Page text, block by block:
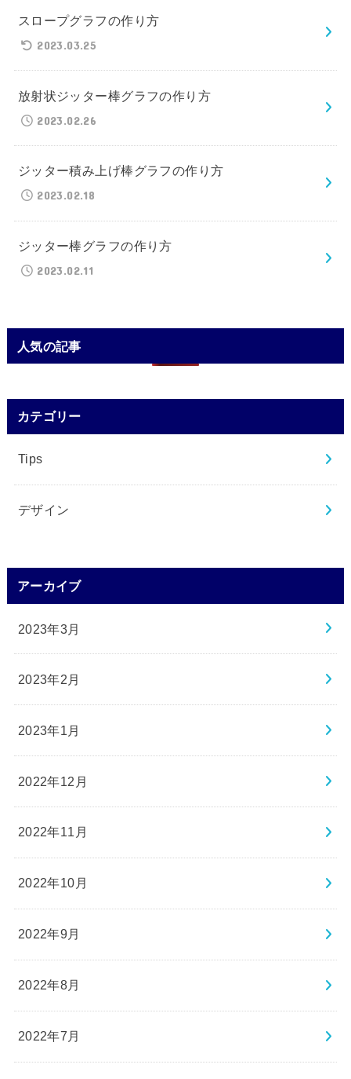
スロープグラフの作り方
2023.03.25
放射状ジッター棒グラフの作り方
2023.02.26
ジッター積み上げ棒グラフの作り方
2023.02.18
ジッター棒グラフの作り方
2023.02.11
人気の記事
カテゴリー
Tips
デザイン
アーカイブ
2023年3月
2023年2月
2023年1月
2022年12月
2022年11月
2022年10月
2022年9月
2022年8月
2022年7月